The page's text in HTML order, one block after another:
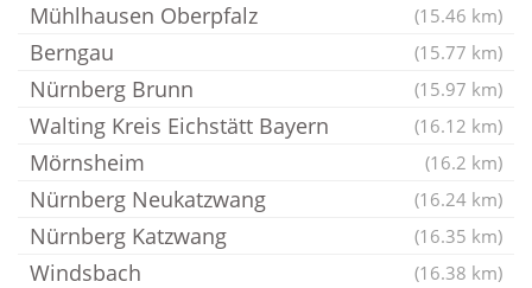
Mühlhausen Oberpfalz (15.46 km)
Berngau (15.77 km)
Nürnberg Brunn (15.97 km)
Walting Kreis Eichstätt Bayern (16.12 km)
Mörnsheim (16.2 km)
Nürnberg Neukatzwang (16.24 km)
Nürnberg Katzwang (16.35 km)
Windsbach (16.38 km)